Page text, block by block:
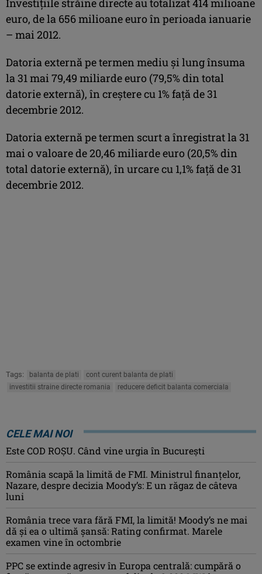
Investiţiile străine directe au totalizat 414 milioane
euro, de la 656 milioane euro în perioada ianuarie
– mai 2012.
Datoria externă pe termen mediu şi lung însuma
la 31 mai 79,49 miliarde euro (79,5% din total
datorie externă), în creştere cu 1% faţă de 31
decembrie 2012.
Datoria externă pe termen scurt a înregistrat la 31
mai o valoare de 20,46 miliarde euro (20,5% din
total datorie externă), în urcare cu 1,1% faţă de 31
decembrie 2012.
Tags: balanta de plati
cont curent balanta de plati
investitii straine directe romania
reducere deficit balanta comerciala
CELE MAI NOI
Este COD ROŞU. Când vine urgia în Bucureşti
România scapă la limită de FMI. Ministrul finanțelor,
Nazare, despre decizia Moody’s: E un răgaz de câteva
luni
România trece vara fără FMI, la limită! Moody’s ne mai
dă și ea o ultimă șansă: Rating confirmat. Marele
examen vine în octombrie
PPC se extinde agresiv în Europa centrală: cumpără o